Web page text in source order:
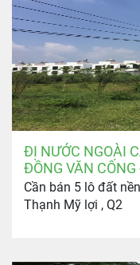
ĐI NƯỚC NGOÀI
ĐỒNG VĂN
KẾT MỀM NHẤT
Cần bán 5 lô đất
Thạnh Mỹ lợi , Q2